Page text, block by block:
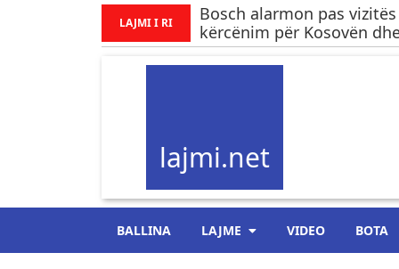
LAJMI I RI
Bosch alarmon pas
kërcënim për Kosovën
lajmi.net
BALLINA LAJME VIDEO BOTA